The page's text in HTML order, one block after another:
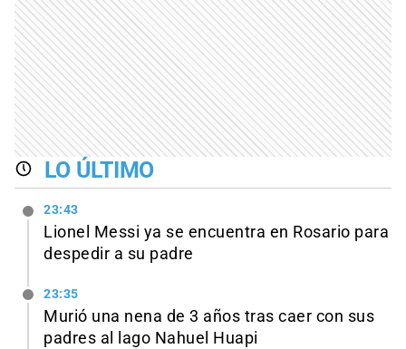
LO ÚLTIMO
23:43
Lionel Messi ya se encuentra en Rosario para
despedir a su padre
23:35
Murió una nena de 3 años tras caer con sus
padres al lago Nahuel Huapi